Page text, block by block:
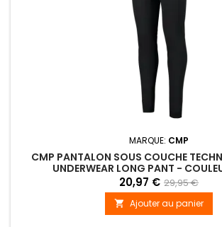
MARQUE: CMP
CMP PANTALON SOUS COUCHE
UNDERWEAR LONG PANT -
20,97 € 29,95 €
 Ajouter au panier